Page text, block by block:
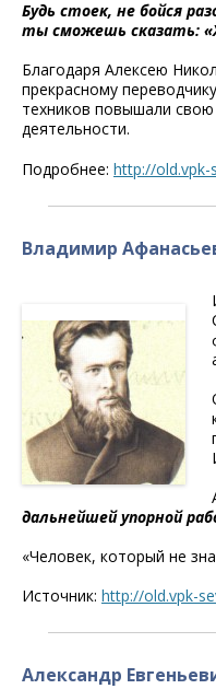
Будь стоек, не бойся
ты сможешь сказать:
Благодаря Алексею
прекрасному
техников повышали
деятельности.
Подробнее: http://old.vpk-
Владимир
дальнейшей упорной
«Человек, который не
Источник: http://old.vpk-
Александр